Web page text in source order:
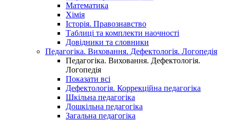
Математика
Хімія
Історія. Правознавство
Таблиці та комплекти наочності
Довідники та словники
Педагогіка. Виховання. Дефектологія. Логопедія
Педагогіка. Виховання. Дефектологія.
Логопедія
Показати всі
Дефектологія. Коррекційна педагогіка
Шкільна педагогіка
Дошкільна педагогіка
Загальна педагогіка